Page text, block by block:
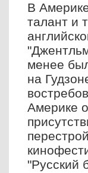
В
талант и
менее
на
Америке
"Русский